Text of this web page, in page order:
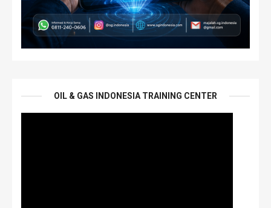
OIL & GAS INDONESIA TRAINING CENTER